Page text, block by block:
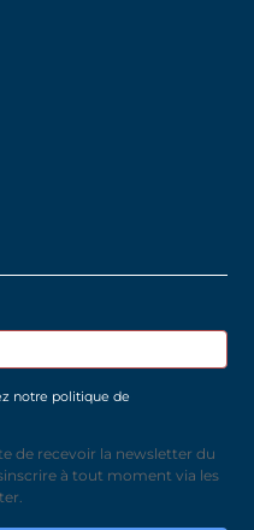
notre politique de
de recevoir la newsletter du
à tout moment via les